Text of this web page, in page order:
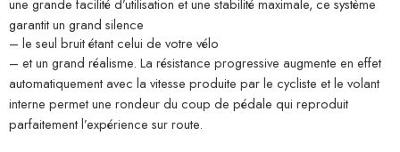
une grande facilité d’utilisation et une stabilité maximale, ce système
garantit un grand silence
– le seul bruit étant celui de votre vélo
– et un grand réalisme. La résistance progressive augmente en effet
automatiquement avec la vitesse produite par le cycliste et le volant
interne permet une rondeur du coup de pédale qui reproduit
parfaitement l’expérience sur route.